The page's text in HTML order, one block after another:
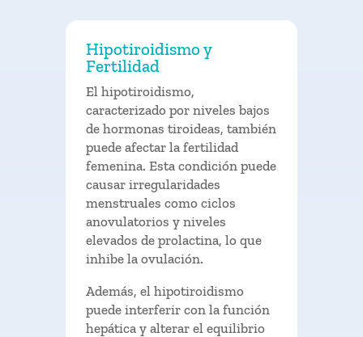
Hipotiroidismo y
Fertilidad
El hipotiroidismo,
caracterizado por niveles bajos
de hormonas tiroideas, también
puede afectar la fertilidad
femenina. Esta condición puede
causar irregularidades
menstruales como ciclos
anovulatorios y niveles
elevados de prolactina, lo que
inhibe la ovulación.
Además, el hipotiroidismo
puede interferir con la función
hepática y alterar el equilibrio